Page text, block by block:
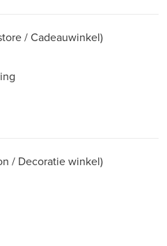
/ Cadeauwinkel)
/ Decoratie winkel)